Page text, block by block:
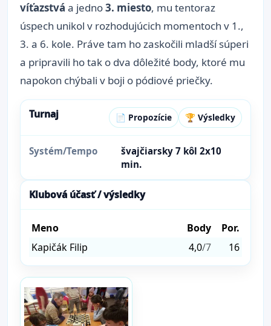
víťazstvá a jedno3. miesto, mu tentoraz
úspech unikol v rozhodujúcich momentoch v 1.,
3. a 6. kole. Práve tam ho zaskočili mladší súperi
a pripravili ho tak o dva dôležité body, ktoré mu
napokon chýbali v boji o pódiové priečky.
Turnaj 📄 Propozície 🏆 Výsledky
Systém/Tempo
švajčiarsky 7 kôl 2x10
min.
Klubová účasť / výsledky
Meno Body
Por.
Kapičák Filip
4,0/7 16